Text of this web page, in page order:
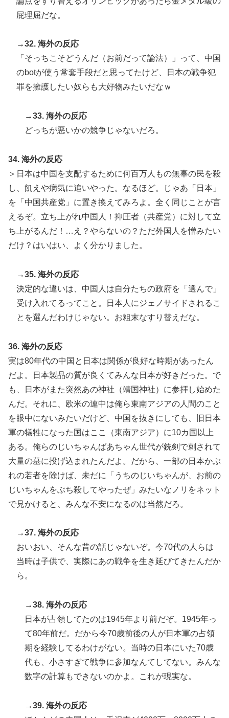
屁理屈だな。
→32. 海外の反応
「そっちこそどうんだ（お前だって論法）」って、中国
のbotが使う常套手段だと思ってたけど、日本の戦争犯
罪を擁護したい奴らも大好物みたいだなｗ
→33. 海外の反応
どっちが悪いかの競争じゃないだろ。
34. 海外の反応
＞日本は中国を支配するために何百万人もの無辜の民を殺
し、飢えや病気に追いやった。なるほど。じゃあ「日本」
を「中国共産党」に置き換えてみろよ。全く同じことが言
えるぞ。立ち上がれ中国人！抑圧者（共産党）に対して立
ち上がるんだ！…え？やらないの？ただ外国人を憎みたい
だけ？はいはい、よく分かりました。
→35. 海外の反応
決定的な違いは、中国人は自分たちの政府を「選んで」
受け入れてるってこと。日本人にジェノサイドされるこ
とを選んだわけじゃない。お粗末なすり替えだな。
36. 海外の反応
実は80年代の中国と日本は関係が良好な時期があったん
だよ。日本製品の質が良くてみんな日本が好きだった。で
も、日本がまた突然あの神社（靖国神社）に参拝し始めた
んだ。それに、欧米の連中は俺ら東南アジアの人間のこと
を眼中にないみたいだけど、中国を抜きにしても、旧日本
軍の犠牲になった国はここ（東南アジア）に10カ国以上
ある。俺らのじいちゃんばあちゃん世代が銃剣で刺されて
大量の墓に投げ込まれたんだよ。だから、一部の日本かぶ
れの若者を除けば、未だに「うちのじいちゃんが、お前の
じいちゃんをぶち殺してやったぜ」みたいなノリをネット
で見かけると、みんな不安になるのは当然だろ。
→37. 海外の反応
おいおい、そんな昔の話じゃないぞ。今70代の人らは
当時は子供で、実際にあの戦争を生き延びてきたんだか
ら。
→38. 海外の反応
日本が占領してたのは1945年より前だぞ。1945年っ
て80年前だ。だから今70歳前後の人が日本軍の占領
期を経験してるわけがない。当時の日本にいた70歳
代も、小さすぎて戦争に参加なんてしてない。みんな
数字の計算もできないのかよ。これが現実な。
→39. 海外の反応